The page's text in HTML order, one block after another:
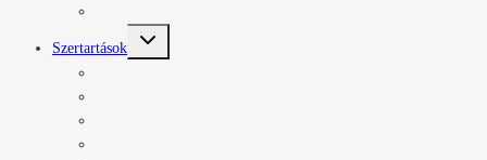
Szertartások
Toggle
child